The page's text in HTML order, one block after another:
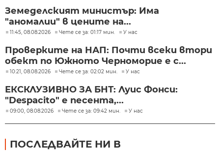
Земеделският министър: Има
"аномалии" в цените на...
11:45, 08.08.2026 Чете се за: 01:17 мин. У нас
Проверките на НАП: Почти всеки втори
обект по Южното Черноморие е с...
10:21, 08.08.2026 Чете се за: 02:02 мин. У нас
ЕКСКЛУЗИВНО ЗА БНТ: Луис Фонси:
"Despacito" е песента,...
09:00, 08.08.2026 Чете се за: 09:42 мин. У нас
ПОСЛЕДВАЙТЕ НИ В